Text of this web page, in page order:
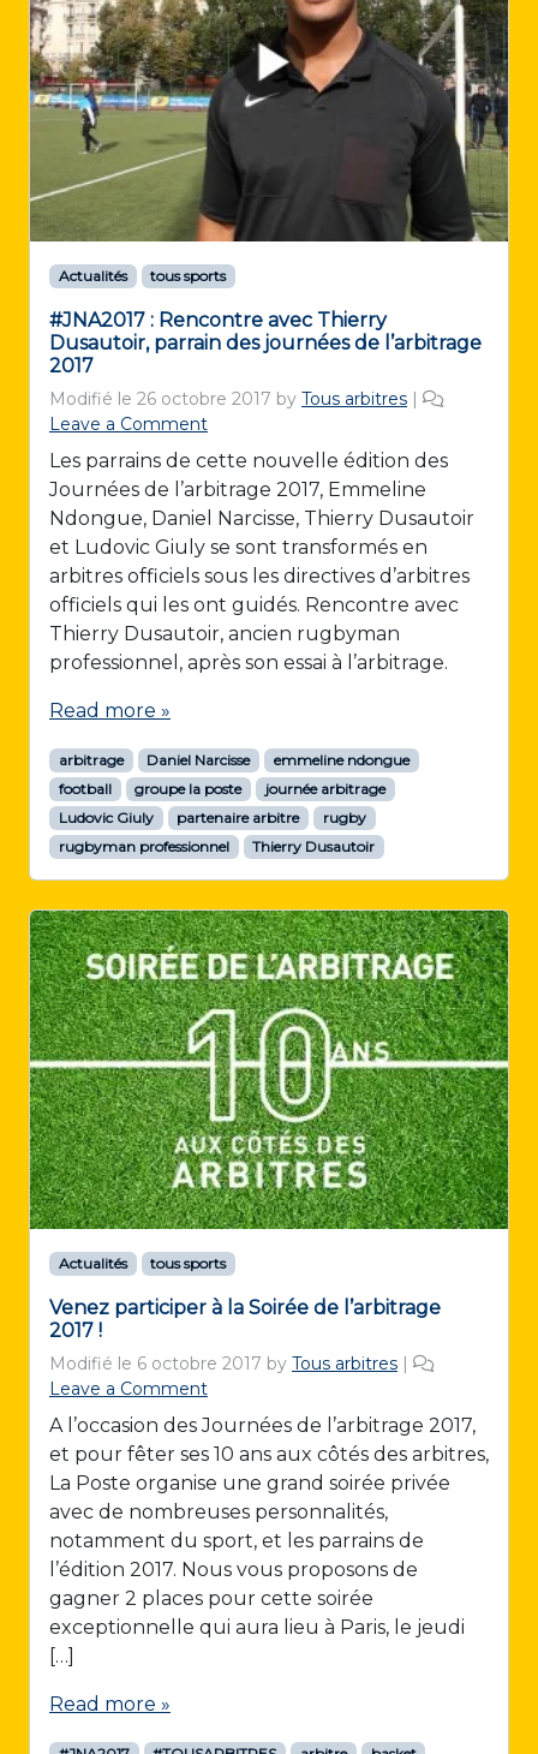
Actualités tous sports
#JNA2017 : Rencontre avec Thierry
Dusautoir, parrain des journées de l’arbitrage
2017
Modifié le 26 octobre 2017 by Tous arbitres |
Leave a Comment
Les parrains de cette nouvelle édition des
Journées de l’arbitrage 2017, Emmeline
Ndongue, Daniel Narcisse, Thierry Dusautoir
et Ludovic Giuly se sont transformés en
arbitres officiels sous les directives d’arbitres
officiels qui les ont guidés. Rencontre avec
Thierry Dusautoir, ancien rugbyman
professionnel, après son essai à l’arbitrage.
Read more »
arbitrage Daniel Narcisse
emmeline ndongue
football
groupe la poste
journée arbitrage
Ludovic Giuly
partenaire arbitre
rugby
rugbyman professionnel
Thierry Dusautoir
Actualités tous sports
Venez participer à la Soirée de l’arbitrage
2017 !
Modifié le 6 octobre 2017 by Tous arbitres |
Leave a Comment
A l’occasion des Journées de l’arbitrage 2017,
et pour fêter ses 10 ans aux côtés des arbitres,
La Poste organise une grand soirée privée
avec de nombreuses personnalités,
notamment du sport, et les parrains de
l’édition 2017. Nous vous proposons de
gagner 2 places pour cette soirée
exceptionnelle qui aura lieu à Paris, le jeudi
[…]
Read more »